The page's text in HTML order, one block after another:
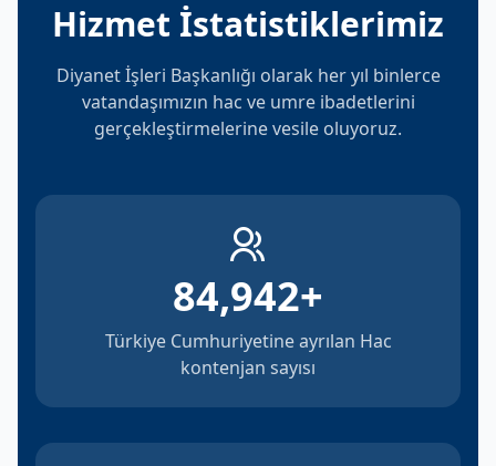
Hizmet İstatistiklerimiz
Diyanet İşleri Başkanlığı olarak her yıl binlerce
vatandaşımızın hac ve umre ibadetlerini
gerçekleştirmelerine vesile oluyoruz.
84,942+
Türkiye Cumhuriyetine ayrılan Hac
kontenjan sayısı